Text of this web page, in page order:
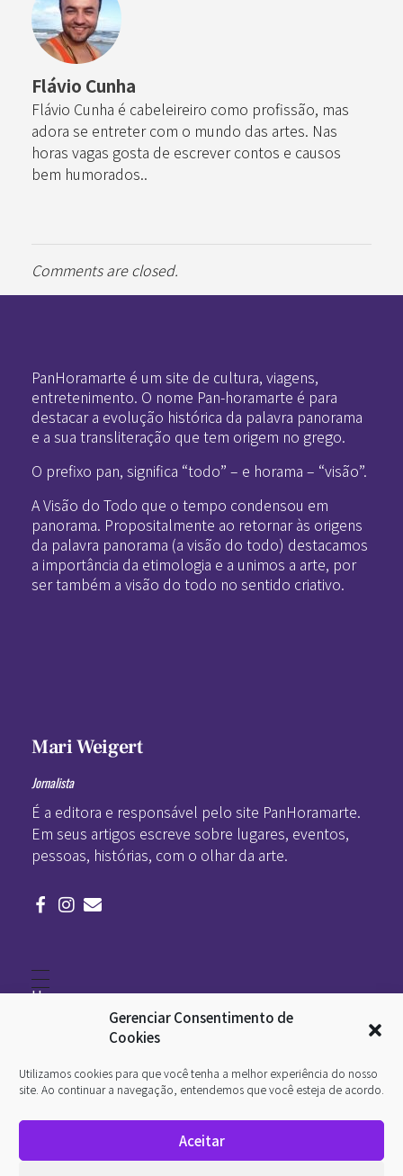
Gerenciar Consentimento de
Cookies
Utilizamos cookies para que você tenha a melhor experiência do nosso
site. Ao continuar a navegação, entendemos que você esteja de acordo.
Aceitar
Flávio Cunha
Flávio Cunha é cabeleireiro como profissão, mas
adora se entreter com o mundo das artes. Nas
horas vagas gosta de escrever contos e causos
bem humorados..
Comments are closed.
PanHoramarte é um site de cultura, viagens,
entretenimento. O nome Pan-horamarte é para
destacar a evolução histórica da palavra panorama
e a sua transliteração que tem origem no grego.
O prefixo pan, significa “todo” – e horama – “visão”.
A Visão do Todo que o tempo condensou em
panorama. Propositalmente ao retornar às origens
da palavra panorama (a visão do todo) destacamos
a importância da etimologia e a unimos a arte, por
ser também a visão do todo no sentido criativo.
Mari Weigert
Jornalista
É a editora e responsável pelo site PanHoramarte.
Em seus artigos escreve sobre lugares, eventos,
pessoas, histórias, com o olhar da arte.
Home
Arte
O que é arte
InternetArt
Quem somos